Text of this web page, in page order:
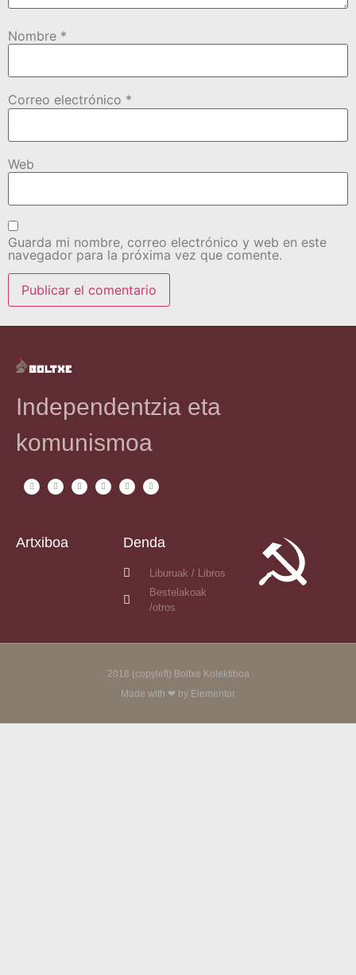
Nombre *
Correo electrónico *
Web
Guarda mi nombre, correo electrónico y web en este
navegador para la próxima vez que comente.
Independentzia eta
komunismoa
Artxiboa Denda
Liburuak / Libros
Bestelakoak
/otros
2018 (copyleft) Boltxe Kolektiboa
Made with ❤ by Elementor